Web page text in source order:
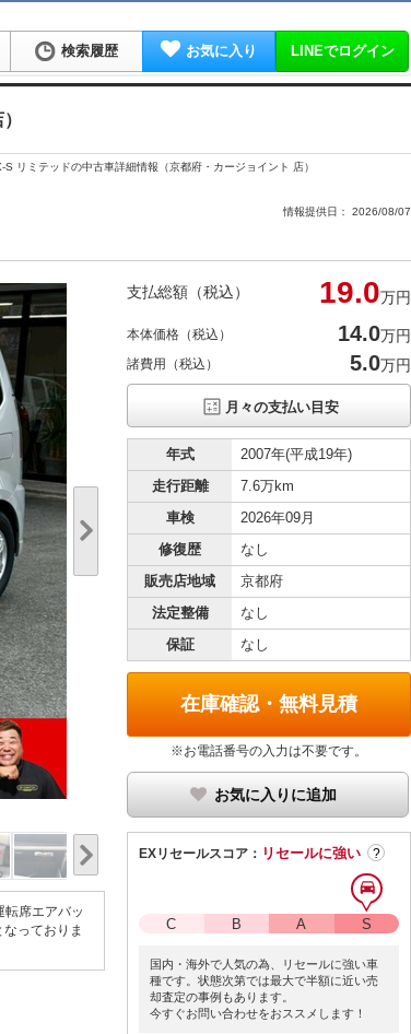
検索履歴 お気に入り LINEでログイン
リミテッドの中古車詳細情報（京都府・カージョイント 店）
情報提供日： 2026/08/07
席エアバッ
っておりま
支払総額（税込） 19.0万円
本体価格（税込） 14.0万円
諸費用（税込） 5.0万円
月々の支払い目安
年式
2007年(平成19年)
走行距離
7.6万km
車検
2026年09月
修復歴
なし
販売店地域
京都府
法定整備
なし
保証
なし
在庫確認・無料見積
※お電話番号の入力は不要です。
お気に入りに追加
EXリセールスコア： リセールに強い ?
C B A S
国内・海外で人気の為、リセールに強い車
種です。状態次第では最大で半額に近い売
却査定の事例もあります。
今すぐお問い合わせをおススメします！